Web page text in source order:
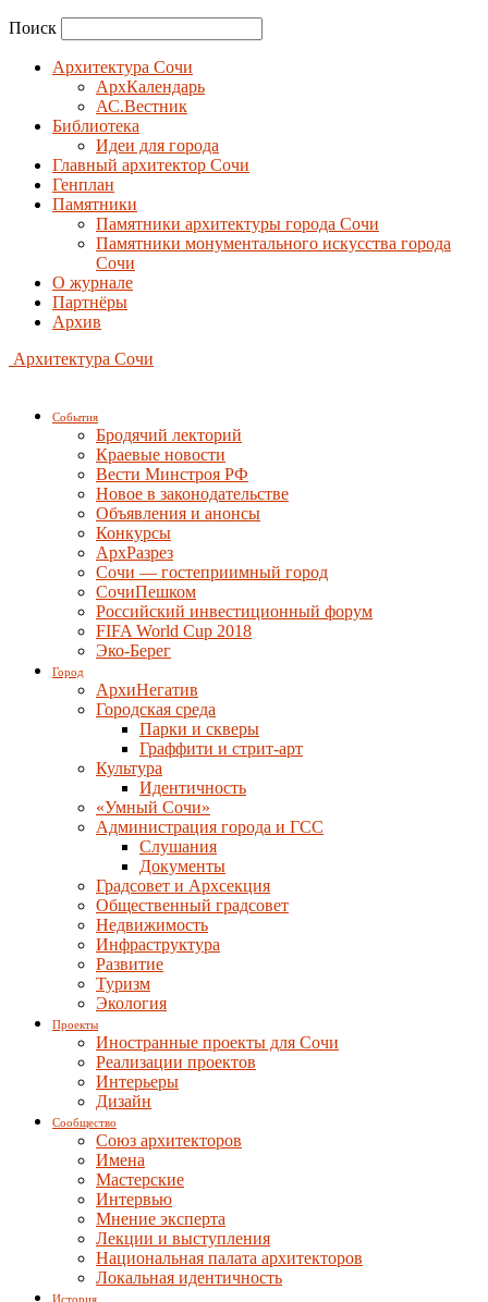
Поиск
Архитектура Сочи
АрхКалендарь
АС.Вестник
Библиотека
Идеи для города
Главный архитектор Сочи
Генплан
Памятники
Памятники архитектуры города Сочи
Памятники монументального искусства города
Сочи
О журнале
Партнёры
Архив
Архитектура Сочи
События
Бродячий лекторий
Краевые новости
Вести Минстроя РФ
Новое в законодательстве
Объявления и анонсы
Конкурсы
АрхРазрез
Сочи — гостеприимный город
СочиПешком
Российский инвестиционный форум
FIFA World Cup 2018
Эко-Берег
Город
АрхиНегатив
Городская среда
Парки и скверы
Граффити и стрит-арт
Культура
Идентичность
«Умный Сочи»
Администрация города и ГСС
Слушания
Документы
Градсовет и Архсекция
Общественный градсовет
Недвижимость
Инфраструктура
Развитие
Туризм
Экология
Проекты
Иностранные проекты для Сочи
Реализации проектов
Интерьеры
Дизайн
Сообщество
Союз архитекторов
Имена
Мастерские
Интервью
Мнение эксперта
Лекции и выступления
Национальная палата архитекторов
Локальная идентичность
История